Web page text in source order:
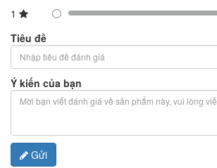
1
Tiêu đề
Ý kiến của bạn
Gửi